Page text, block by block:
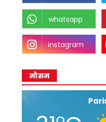
whatsapp
instagram
मौसम